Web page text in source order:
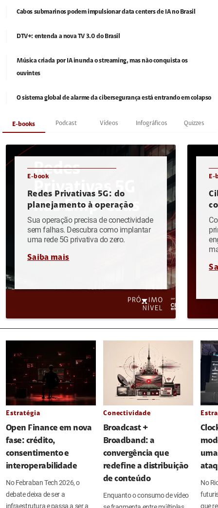
Cabos submarinos podem impulsionar data centers de IA no Brasil
DTV+: entenda a nova TV 3.0 do Brasil
Música criada por IA inunda o streaming, mas não conquista os
ouvintes
O sistema global de alarme da cibersegurança está entrando em colapso
E-books Podcast Vídeos Infográficos Quizzes
E-book
Redes Privativas 5G: do
planejamento à operação
Sua operação precisa de conectividade
sem falhas. Descubra como implantar
uma rede 5G privativa do zero.
Saiba mais
E-
Estratégia
Open Finance em nova
fase: crédito,
consentimento e
interoperabilidade
No Febraban Tech 2026, o
debate deixa de ser a
infraestrutura e passa a ser a
Conectividade
Broadcast +
Broadband: a
convergência que
redefine a distribuição
de conteúdo
Enquanto o consumo de vídeo
No
que